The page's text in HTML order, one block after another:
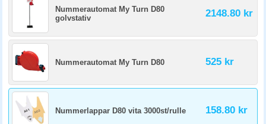
Nummerautomat My Turn D80
golvstativ
2148.80 kr
Nummerautomat My Turn D80 525 kr
Nummerlappar D80 vita 3000st/rulle 158.80 kr